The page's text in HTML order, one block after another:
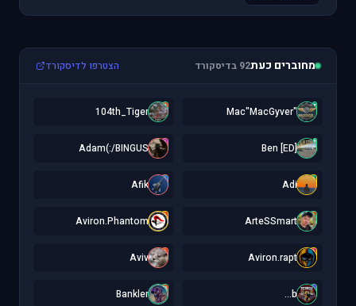
מחוברים כעת92 בדיסקורד הצטרפו לדיסקורד
"
"Mac"MacGyver
1
104th_Tiger
[
[ED] Ben
A
Adam(:/BINGUS
A
Adi
A
Afik
A
ArteSSmart
A
Aviron.Phantom
A
Aviron.rapt
A
Aviv
b
b...
B
Bankler